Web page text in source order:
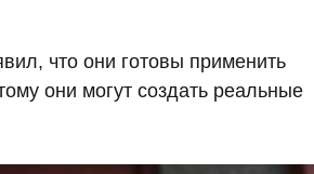
что они готовы применить
они могут создать реальные